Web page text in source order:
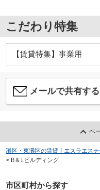
こだわり特集
【賃貸特集】事業用
メールで共有する
ペ
灘区・東灘区の賃貸｜エスラエステ
> B＆Lビルディング
市区町村から探す